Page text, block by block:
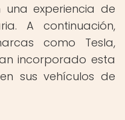
una experiencia de
A continuación,
como Tesla,
incorporado esta
sus vehículos de